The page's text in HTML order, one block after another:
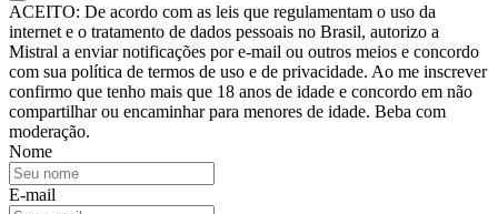
ACEITO: De acordo com as leis que regulamentam o uso da
internet e o tratamento de dados pessoais no Brasil, autorizo a
Mistral a enviar notificações por e-mail ou outros meios e concordo
com sua política de termos de uso e de privacidade. Ao me inscrever
confirmo que tenho mais que 18 anos de idade e concordo em não
compartilhar ou encaminhar para menores de idade. Beba com
moderação.
Nome
E-mail